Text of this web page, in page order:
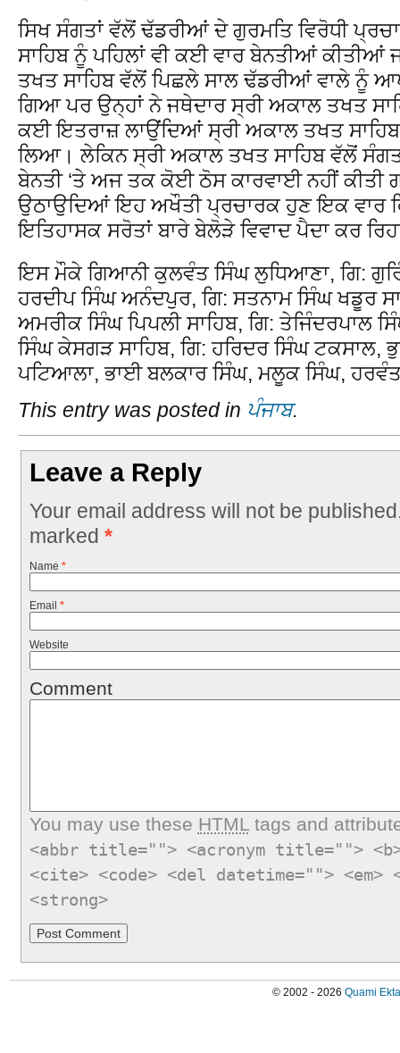
ਸਿਖ ਸੰਗਤਾਂ ਵੱਲੋਂ ਢੱਡਰੀਆਂ ਦੇ ਗੁਰਮਤਿ ਵਿਰੋਧੀ
ਸਾਹਿਬ ਨੂੰ ਪਹਿਲਾਂ ਵੀ ਕਈ ਵਾਰ ਬੇਨਤੀਆਂ
ਤਖਤ ਸਾਹਿਬ ਵੱਲੋਂ ਪਿਛਲੇ ਸਾਲ ਢੱਡਰੀਆਂ ਵਾਲੇ ਨੂੰ
ਗਿਆ ਪਰ ਉਨ੍ਹਾਂ ਨੇ ਜਥੇਦਾਰ ਸ੍ਰੀ ਅਕਾਲ ਤਖਤ
ਕਈ ਇਤਰਾਜ਼ ਲਾਉਂਦਿਆਂ ਸ੍ਰੀ ਅਕਾਲ ਤਖਤ
ਲਿਆ। ਲੇਕਿਨ ਸ੍ਰੀ ਅਕਾਲ ਤਖਤ ਸਾਹਿਬ ਵੱਲੋਂ
ਬੇਨਤੀ ‘ਤੇ ਅਜ ਤਕ ਕੋਈ ਠੋਸ ਕਾਰਵਾਈ ਨਹੀਂ
ਉਠਾਉਦਿਆਂ ਇਹ ਅਖੌਤੀ ਪ੍ਰਚਾਰਕ ਹੁਣ ਇਕ ਵਾਰ
ਇਤਿਹਾਸਕ ਸਰੋਤਾਂ ਬਾਰੇ ਬੇਲੋੜੇ ਵਿਵਾਦ ਪੈਦਾ ਕਰ
ਇਸ ਮੌਕੇ ਗਿਆਨੀ ਕੁਲਵੰਤ ਸਿੰਘ ਲੁਧਿਆਣਾ, ਗਿ:
ਹਰਦੀਪ ਸਿੰਘ ਅਨੰਦਪੁਰ, ਗਿ: ਸਤਨਾਮ ਸਿੰਘ ਖਡੂਰ
ਅਮਰੀਕ ਸਿੰਘ ਪਿਪਲੀ ਸਾਹਿਬ, ਗਿ: ਤੇਜਿੰਦਰਪਾਲ
ਸਿੰਘ ਕੇਸਗੜ ਸਾਹਿਬ, ਗਿ: ਹਰਿਦਰ ਸਿੰਘ ਟਕਸਾਲ,
ਪਟਿਆਲਾ, ਭਾਈ ਬਲਕਾਰ ਸਿੰਘ, ਮਲੂਕ ਸਿੰਘ,
This entry was posted in ਪੰਜਾਬ.
Leave a Reply
Your email address will not be
marked *
Name *
Email *
Website
Comment
You may use these HTMLtags and
<abbr title=""> <acronym title="">
<cite> <code> <del datetime="">
<strong>
© 2002 - 2026 Quami